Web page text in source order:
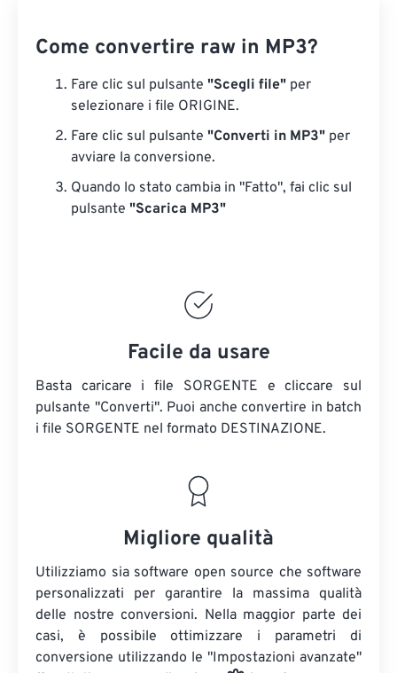
Come convertire raw in MP3?
Fare clic sul pulsante "Scegli file" per
selezionare i file ORIGINE.
Fare clic sul pulsante "Converti in MP3" per
avviare la conversione.
Quando lo stato cambia in "Fatto", fai clic sul
pulsante "Scarica MP3"
Facile da usare
Basta caricare i file SORGENTE e cliccare sul
pulsante "Converti". Puoi anche convertire in batch
i file SORGENTE nel formato DESTINAZIONE.
Migliore qualità
Utilizziamo sia software open source che software
personalizzati per garantire la massima qualità
delle nostre conversioni. Nella maggior parte dei
casi, è possibile ottimizzare i parametri di
conversione utilizzando le "Impostazioni avanzate"